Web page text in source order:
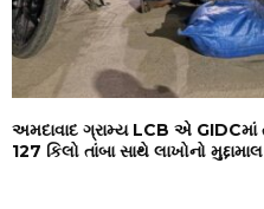
અમદાવાદ ગ્રામ્ય LCB એ GIDCમાં
127 કિલો તાંબા સાથે લાખોનો